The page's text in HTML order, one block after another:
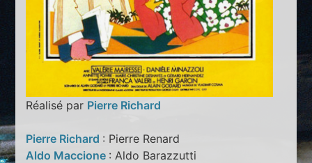
Réalisé par Pierre Richard
Pierre Richard : Pierre Renard
Aldo Maccione : Aldo Barazzutti